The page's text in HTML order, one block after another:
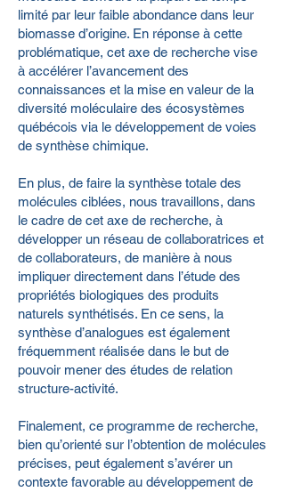
limité par leur faible abondance dans leur
biomasse d’origine. En réponse à cette
problématique, cet axe de recherche vise
à accélérer l’avancement des
connaissances et la mise en valeur de la
diversité moléculaire des écosystèmes
québécois via le développement de voies
de synthèse chimique.
En plus, de faire la synthèse totale des
molécules ciblées, nous travaillons, dans
le cadre de cet axe de recherche, à
développer un réseau de collaboratrices et
de collaborateurs, de manière à nous
impliquer directement dans l’étude des
propriétés biologiques des produits
naturels synthétisés. En ce sens, la
synthèse d’analogues est également
fréquemment réalisée dans le but de
pouvoir mener des études de relation
structure-activité.
Finalement, ce programme de recherche,
bien qu’orienté sur l’obtention de molécules
précises, peut également s’avérer un
contexte favorable au développement de